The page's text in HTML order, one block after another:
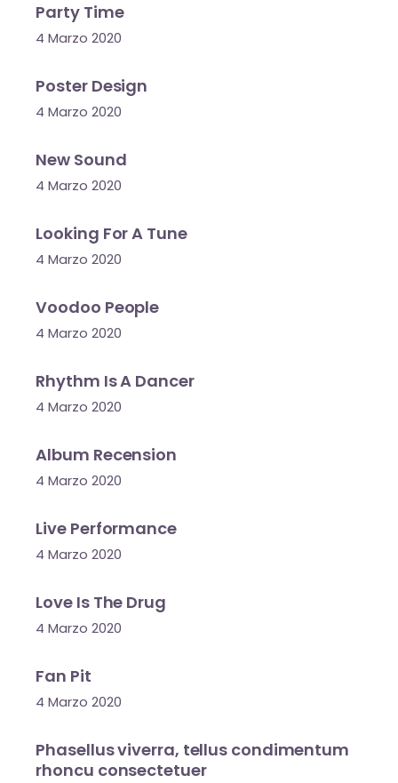
Party Time
4 Marzo 2020
Poster Design
4 Marzo 2020
New Sound
4 Marzo 2020
Looking For A Tune
4 Marzo 2020
Voodoo People
4 Marzo 2020
Rhythm Is A Dancer
4 Marzo 2020
Album Recension
4 Marzo 2020
Live Performance
4 Marzo 2020
Love Is The Drug
4 Marzo 2020
Fan Pit
4 Marzo 2020
Phasellus viverra, tellus condimentum
rhoncu consectetuer